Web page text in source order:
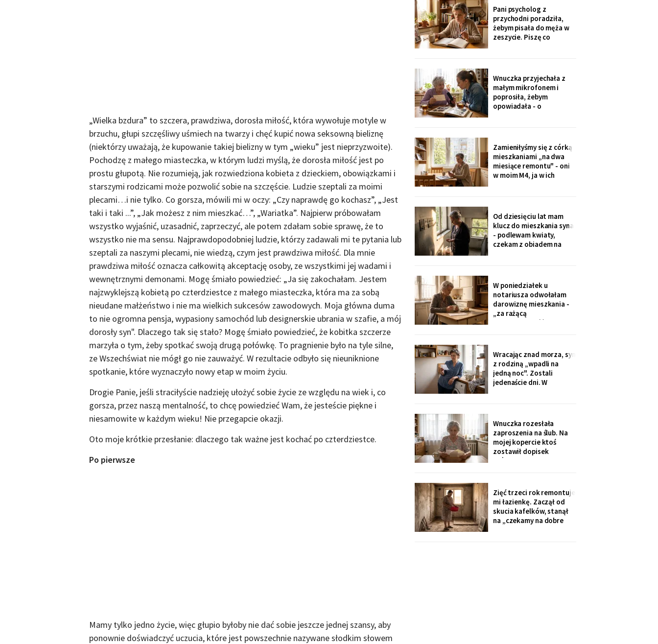
„Wielka bzdura” to szczera, prawdziwa, dorosła miłość, która wywołuje motyle w
brzuchu, głupi szczęśliwy uśmiech na twarzy i chęć kupić nowa seksowną bieliznę
(niektórzy uważają, że kupowanie takiej bielizny w tym „wieku” jest nieprzyzwoite).
Pochodzę z małego miasteczka, w którym ludzi myślą, że dorosła miłość jest po
prostu głupotą. Nie rozumieją, jak rozwiedziona kobieta z dzieckiem, obowiązkami i
starszymi rodzicami może pozwolić sobie na szczęście. Ludzie szeptali za moimi
plecami…i nie tylko. Co gorsza, mówili mi w oczy: „Czy naprawdę go kochasz”, „Jest
taki i taki ...”, „Jak możesz z nim mieszkać…”, „Wariatka”. Najpierw próbowałam
wszystko wyjaśnić, uzasadnić, zaprzeczyć, ale potem zdałam sobie sprawę, że to
wszystko nie ma sensu. Najprawdopodobniej ludzie, którzy zadawali mi te pytania lub
szeptali za naszymi plecami, nie wiedzą, czym jest prawdziwa miłość. Dla mnie
prawdziwa miłość oznacza całkowitą akceptację osoby, ze wszystkimi jej wadami i
wewnętrznymi demonami. Mogę śmiało powiedzieć: „Ja się zakochałam. Jestem
najzwyklejszą kobietą po czterdziestce z małego miasteczka, która ma za sobą
nieudane małżeństwo i nie ma wielkich sukcesów zawodowych. Moja główna duma
to nie ogromna pensja, wypasiony samochód lub designerskie ubrania w szafie, a mój
dorosły syn". Dlaczego tak się stało? Mogę śmiało powiedzieć, że kobitka szczerze
marzyła o tym, żeby spotkać swoją drugą połówkę. To pragnienie było na tyle silne,
ze Wszechświat nie mógł go nie zauważyć. W rezultacie odbyło się nieuniknione
spotkanie, które wyznaczyło nowy etap w moim życiu.
Drogie Panie, jeśli straciłyście nadzieję ułożyć sobie życie ze względu na wiek i, co
gorsza, przez naszą mentalność, to chcę powiedzieć Wam, że jesteście piękne i
niesamowite w każdym wieku! Nie przegapcie okazji.
Oto moje krótkie przesłanie: dlaczego tak ważne jest kochać po czterdziestce.
Po pierwsze
Mamy tylko jedno życie, więc głupio byłoby nie dać sobie jeszcze jednej szansy, aby
ponownie doświadczyć uczucia, które jest powszechnie nazywane słodkim słowem
nie mówi, że mama coś
zrobiła źle". Zrobiło się
bardzo cicho.
Pani psycholog z
przychodni poradziła,
żebym pisała do męża w
zeszycie. Piszę co
sąsiadowi, który zawsze
mi pomaga - a nie synowi,
który nie przyjechał ani
do szpitala, ani na
rocznicę
Wnuczka przyjechała z
małym mikrofonem i
poprosiła, żebym
opowiadała - o
niedziele. Powiedziała,
że chce, żeby jej dzieci
kiedyś usłyszały mój głos.
Zamieniłyśmy się z córką
mieszkaniami „na dwa
miesiące remontu" - oni
w moim M4, ja w ich
widziałam na zdjęciach u
wnuczki. Córka mówi:
„Mamo, przecież stąd
masz bliżej do
przychodni".
Od dziesięciu lat mam
klucz do mieszkania syna
- podlewam kwiaty,
czekam z obiadem na
na karty. Karty dostali
wszyscy, nawet mama
synowej. Ja mam dzwonić
domofonem.
W poniedziałek u
notariusza odwołałam
darowiznę mieszkania -
„za rażącą
niewdzięczność", tak to
poleconego. Pani
notariusz spytała, czy na
pewno. Jestem pewna od
Wigilii, odkąd jem
świąteczną kolację w
Wracając znad morza, syn
z rodziną „wpadli na
jedną noc". Zostali
jedenaście dni. W
wrzuciłam nasze rzeczy,
odbierzemy wyprane w
środę. Buziaki".
Wnuczka rozesłała
zaproszenia na ślub. Na
mojej kopercie ktoś
zostawił dopisek
ołówkiem, chyba nie dla
przy cioci Loli, daleko od
mikrofonu, bo lubi
gadać".
Zięć trzeci rok remontuje
mi łazienkę. Zaczął od
skucia kafelków, stanął
na „czekamy na dobre